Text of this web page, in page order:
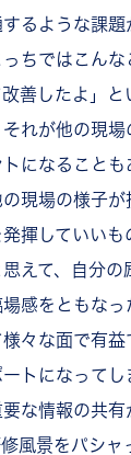
るような課題
ちではこん
善したよ」と
れが他の現
になることも
現場の様子が
揮していい
えて、自分の
感をともなっ
々な面で有益
トになって
な情報の共
風景をパシャ